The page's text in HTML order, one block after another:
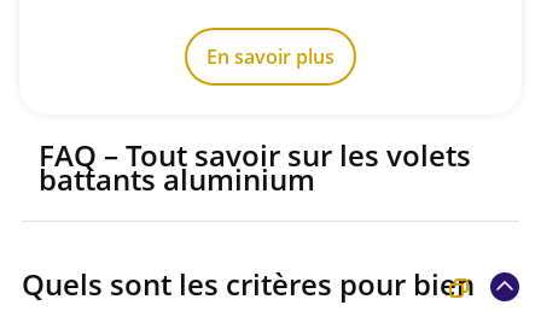
En savoir plus
FAQ – Tout savoir sur les volets
battants aluminium
Quels sont les critères pour bien